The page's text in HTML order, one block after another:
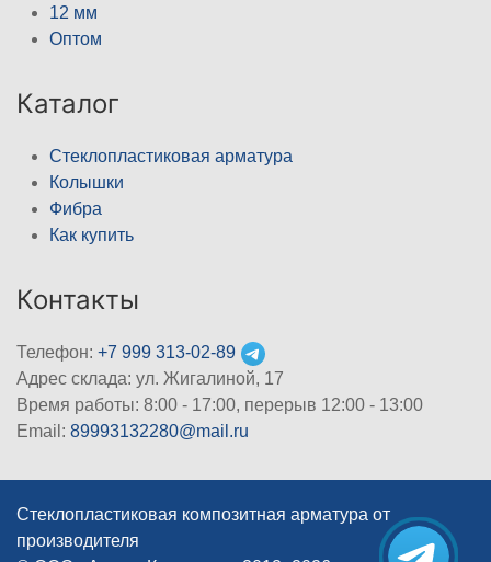
12 мм
Оптом
Каталог
Стеклопластиковая арматура
Колышки
Фибра
Как купить
Контакты
Телефон: +7 999 313-02-89
Адрес склада: ул. Жигалиной, 17
Время работы: 8:00 - 17:00, перерыв 12:00 - 13:00
Email: 89993132280@mail.ru
Стеклопластиковая композитная арматура от
производителя